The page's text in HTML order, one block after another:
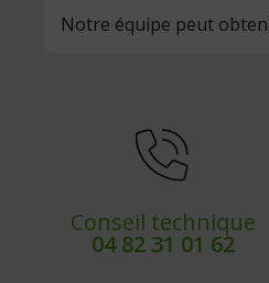
Notre équipe peut
Conseil technique
04 82 31 01 62